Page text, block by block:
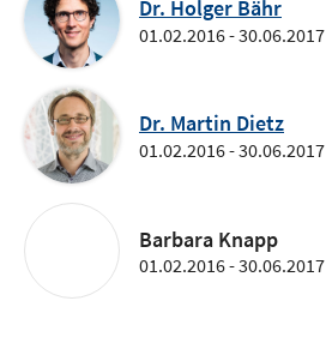
Dr. Holger Bähr
01.02.2016 - 30.06.2017
Dr. Martin Dietz
01.02.2016 - 30.06.2017
Barbara Knapp
01.02.2016 - 30.06.2017